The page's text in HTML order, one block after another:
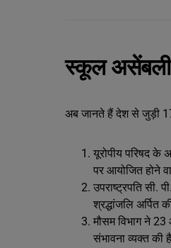
स्कूल असेंबली
अब जानते हैं देश से जुड़ी
यूरोपीय परिषद के
पर आयोजित होने
उपराष्ट्रपति सी.
श्रद्धांजलि अर्पित
मौसम विभाग ने 23
संभावना व्‍यक्‍त की